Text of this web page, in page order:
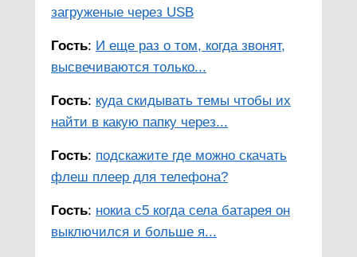
загруженые через USB
Гость: И еще раз о том, когда звонят,
высвечиваются только...
Гость: куда скидывать темы чтобы их
найти в какую папку через...
Гость: подскажите где можно скачать
флеш плеер для телефона?
Гость: нокиа с5 когда села батарея он
выключился и больше я...